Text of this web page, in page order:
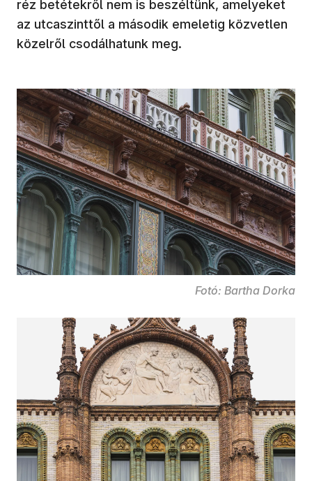
réz betétekről nem is beszéltünk, amelyeket
az utcaszinttől a második emeletig közvetlen
közelről csodálhatunk meg.
Fotó: Bartha Dorka